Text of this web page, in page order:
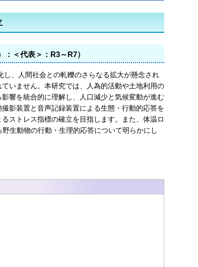
＜代表＞：R3～R7）
、人間社会との軋轢のさらなる拡大が懸念され
いません。本研究では、人為的活動や土地利用の
響を統合的に理解し、人口減少と気候変動が進む
影装置と音声記録装置による生態・行動的応答を
ストレス指標の確立を目指します。また、体温ロ
生動物の行動・生理的応答について明らかにし